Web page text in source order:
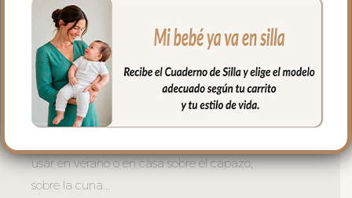
colcha siempre en el mismo tejido que la
funda y la tapa del saco.
Todas las piezas son independientes para
usar todo el conjunto completo o como
necesites dependiendo del momento y
de la temperatura:
usar en verano o en casa sobre el capazo,
sobre la cuna…